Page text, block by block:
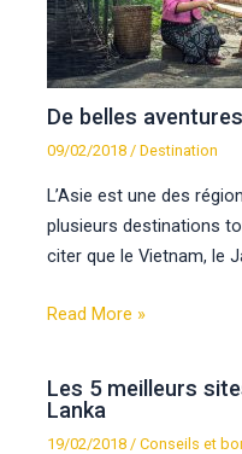
De belles
09/02/2018/Destination
L’Asie est une des
plusieurs destinations
citer que le Vietnam, le
Read More »
Les 5 meilleurs
Lanka
19/02/2018 /Conseils et